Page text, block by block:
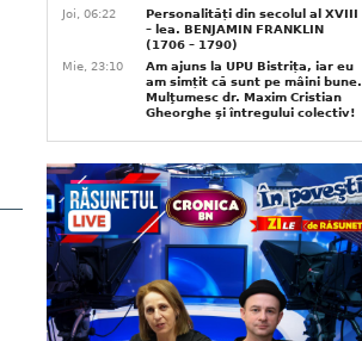
Joi, 06:22
Personalități din secolul al XVIII
– lea. BENJAMIN FRANKLIN
(1706 – 1790)
Mie, 23:10
Am ajuns la UPU Bistrița, iar eu
am simțit că sunt pe mâini bune.
Mulţumesc dr. Maxim Cristian
Gheorghe şi întregului colectiv!